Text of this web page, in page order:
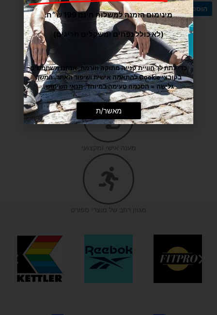
הוספה לסל הוספה לסל
משלוח הכי מהיר עד הבית
מענה אישי ומקצועי
מגוון רחב של מוצרי ספורט
מינימום הזמנה למשלוח חינם 199 ש״ח.
(לא כולל נפחים ומשקלים חריגים)
כדי לתת לך חוויית קנייה מתוקה וזורמת, אנחנו משתמשים
בקובצי Cookie להתאמה אישית ושיפור האתר. המשך
גלישה = הסכמה טעימה במיוחד.תנאי השימוש.
מאשר/ת